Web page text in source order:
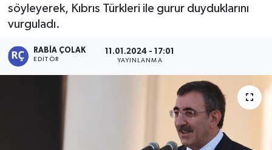
söyleyerek, Kıbrıs Türkleri ile gurur duyduklarını
vurguladı.
RABIA ÇOLAK
EDITÖR
11.01.2024 - 17:01
YAYINLANMA